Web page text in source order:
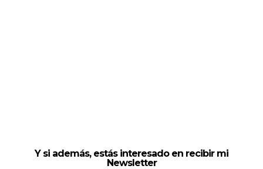
Y si además, estás interesado en recibir mi
Newsletter